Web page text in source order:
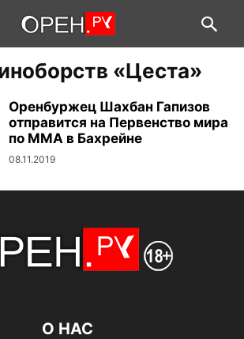
«Цеста»
Оренбуржец Шахбан Гапизов
отправится на Первенство мира
по ММА в Бахрейне
08.11.2019
О НАС